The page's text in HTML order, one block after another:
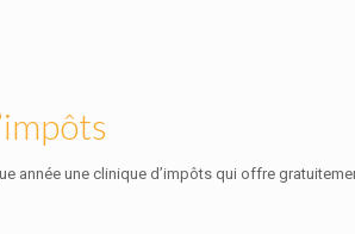
année une clinique d’impôts qui offre